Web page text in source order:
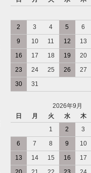
2
3 4 5 6
9
10 11 12 13
16
17 18 19 20
23
24 25 26 27
30
31
2026年9月
日
月 火 水 木
1
2 3
6
7 8 9 10
13
14 15 16 17